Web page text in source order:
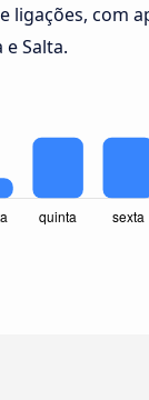
ligações, com
Salta.